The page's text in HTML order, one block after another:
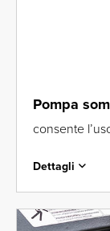
Pompa
consente
Dettagli